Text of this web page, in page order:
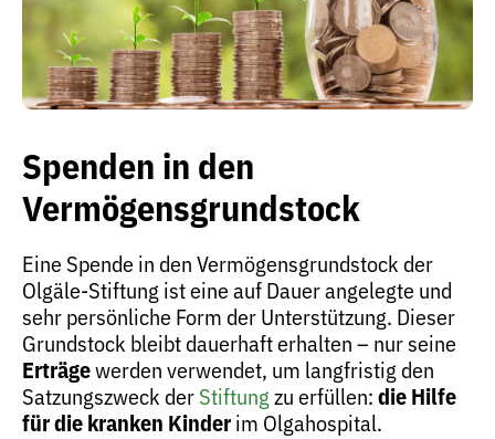
Spenden in den
Vermögensgrundstock
Eine Spende in den Vermögensgrundstock der
Olgäle-Stiftung ist eine auf Dauer angelegte und
sehr persönliche Form der Unterstützung. Dieser
Grundstock bleibt dauerhaft erhalten – nur seine
Erträgewerden verwendet, um langfristig den
Satzungszweck derStiftungzu erfüllen:die Hilfe
für die kranken Kinderim Olgahospital.